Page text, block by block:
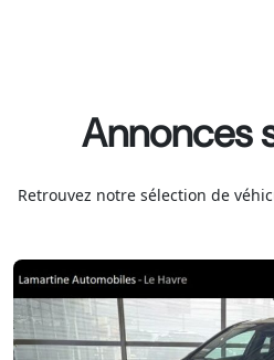
Annonces
Retrouvez notre sélection de